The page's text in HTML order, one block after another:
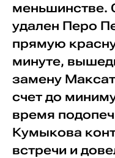
меньшинстве.
удален Перо
прямую
минуте,
замену
счет до
время
Кумыкова
встречи и